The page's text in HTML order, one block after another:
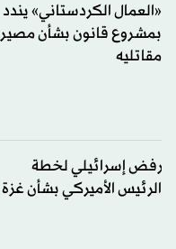
«العمال الكردستاني» يندد
بمشروع قانون بشأن مصير
مقاتليه
رفض إسرائيلي لخطة
الرئيس الأميركي بشأن غزة